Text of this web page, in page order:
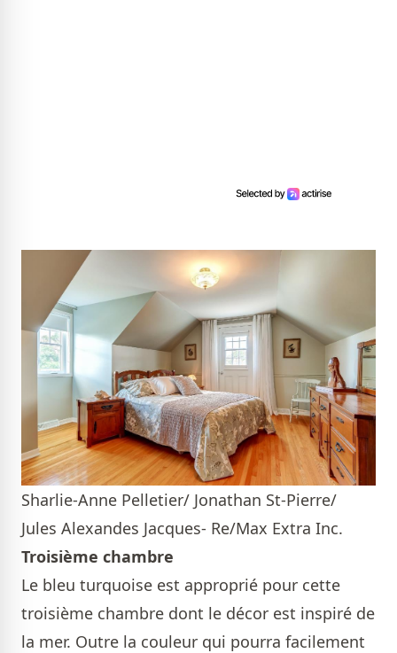
Sharlie-Anne Pelletier/ Jonathan St-Pierre/
Jules Alexandes Jacques- Re/Max Extra Inc.
Troisième chambre
Le bleu turquoise est approprié pour cette
troisième chambre dont le décor est inspiré de
la mer. Outre la couleur qui pourra facilement